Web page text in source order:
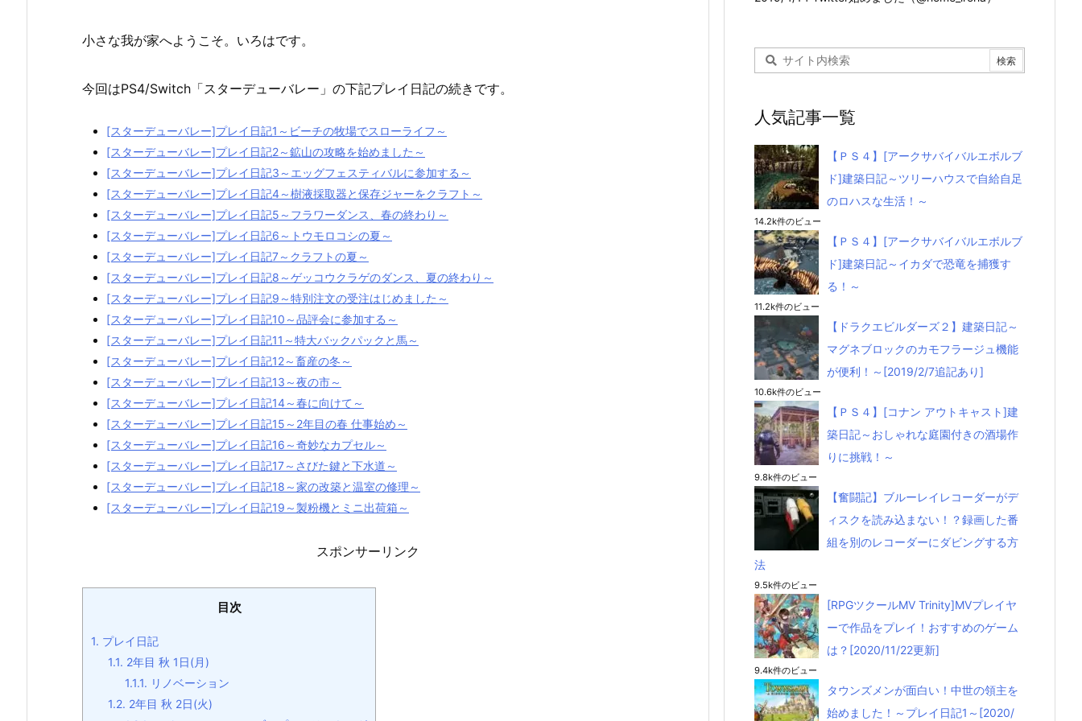
小さな我が家へようこそ。いろはです。
今回はPS4/Switch「スターデューバレー」の下記プレイ日記の続きです。
[スターデューバレー]プレイ日記1～ビーチの牧場でスローライフ～
[スターデューバレー]プレイ日記2～鉱山の攻略を始めました～
[スターデューバレー]プレイ日記3～エッグフェスティバルに参加する～
[スターデューバレー]プレイ日記4～樹液採取器と保存ジャーをクラフト～
[スターデューバレー]プレイ日記5～フラワーダンス、春の終わり～
[スターデューバレー]プレイ日記6～トウモロコシの夏～
[スターデューバレー]プレイ日記7～クラフトの夏～
[スターデューバレー]プレイ日記8～ゲッコウクラゲのダンス、夏の終わり～
[スターデューバレー]プレイ日記9～特別注文の受注はじめました～
[スターデューバレー]プレイ日記10～品評会に参加する～
[スターデューバレー]プレイ日記11～特大バックパックと馬～
[スターデューバレー]プレイ日記12～畜産の冬～
[スターデューバレー]プレイ日記13～夜の市～
[スターデューバレー]プレイ日記14～春に向けて～
[スターデューバレー]プレイ日記15～2年目の春 仕事始め～
[スターデューバレー]プレイ日記16～奇妙なカプセル～
[スターデューバレー]プレイ日記17～さびた鍵と下水道～
[スターデューバレー]プレイ日記18～家の改築と温室の修理～
[スターデューバレー]プレイ日記19～製粉機とミニ出荷箱～
スポンサーリンク
目次
1. プレイ日記
1.1. 2年目 秋 1日(月)
1.1.1. リノベーション
1.2. 2年目 秋 2日(火)
人気記事一覧
【ＰＳ４】[アークサバイバルエボルブ
ド]建築日記～ツリーハウスで自給自足
のロハスな生活！～
14.2k件のビュー
【ＰＳ４】[アークサバイバルエボルブ
ド]建築日記～イカダで恐竜を捕獲す
る！～
11.2k件のビュー
【ドラクエビルダーズ２】建築日記～
マグネブロックのカモフラージュ機能
が便利！～[2019/2/7追記あり]
10.6k件のビュー
【ＰＳ４】[コナン アウトキャスト]建
築日記～おしゃれな庭園付きの酒場作
りに挑戦！～
9.8k件のビュー
【奮闘記】ブルーレイレコーダーがデ
ィスクを読み込まない！？録画した番
組を別のレコーダーにダビングする方
法
9.5k件のビュー
[RPGツクールMV Trinity]MVプレイヤ
ーで作品をプレイ！おすすめのゲーム
は？[2020/11/22更新]
9.4k件のビュー
タウンズメンが面白い！中世の領主を
始めました！～プレイ日記1～[2020/